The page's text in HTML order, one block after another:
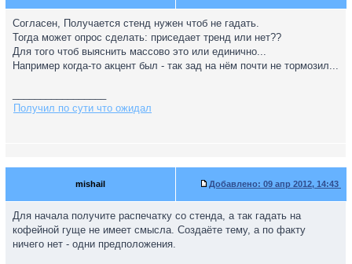
Согласен, Получается стенд нужен чтоб не гадать.
Тогда может опрос сделать: приседает тренд или нет??
Для того чтоб выяснить массово это или единично...
Например когда-то акцент был - так зад на нём почти не тормозил...
Получил по сути что ожидал
mishail Добавлено: 09 апр 2012, 14:43
Для начала получите распечатку со стенда, а так гадать на
кофейной гуще не имеет смысла. Создаёте тему, а по факту
ничего нет - одни предположения.